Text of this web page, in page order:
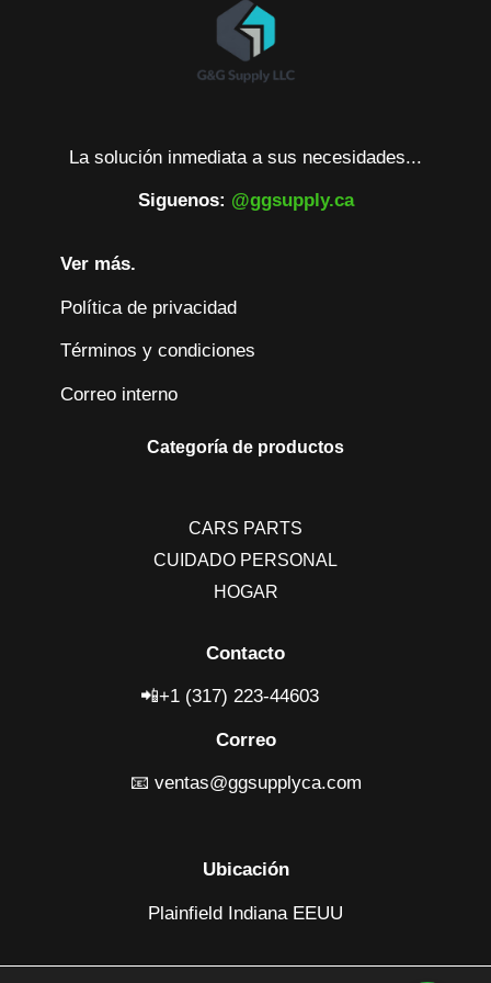
La solución inmediata a sus necesidades...
Siguenos: @ggsupply.ca
Ver más.
Política de privacidad
Términos y condiciones
Correo interno
Categoría de productos
CARS PARTS
CUIDADO PERSONAL
HOGAR
Contacto
📲+1 (317) 223-44603
Correo
📧 ventas@ggsupplyca.com
Ubicación
Plainfield Indiana EEUU